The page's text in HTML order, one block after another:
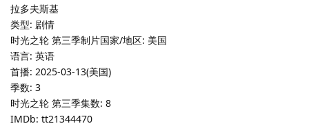
拉多夫斯基
类型: 剧情
时光之轮 第三季制片国家/地区: 美国
语言: 英语
首播: 2025-03-13(美国)
季数: 3
时光之轮 第三季集数: 8
IMDb: tt21344470